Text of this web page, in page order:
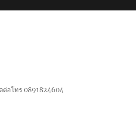
ต่อโทร 0891824604